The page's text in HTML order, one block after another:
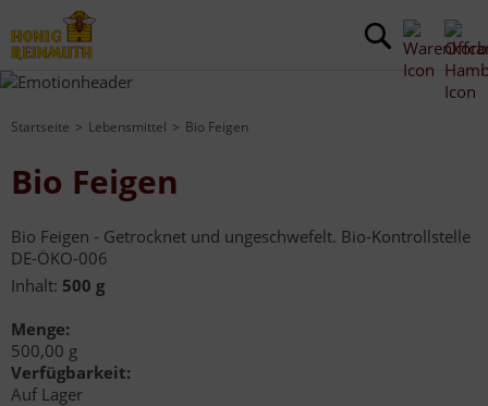
Startseite Lebensmittel Bio Feigen
Bio Feigen
Bio Feigen - Getrocknet und ungeschwefelt. Bio-Kontrollstelle
DE-ÖKO-006
Inhalt: 500 g
Menge:
500,00 g
Verfügbarkeit:
Auf Lager